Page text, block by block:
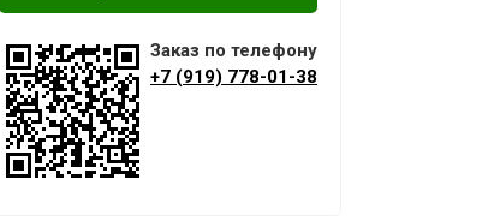
Заказ по телефону
+7 (919) 778-01-38